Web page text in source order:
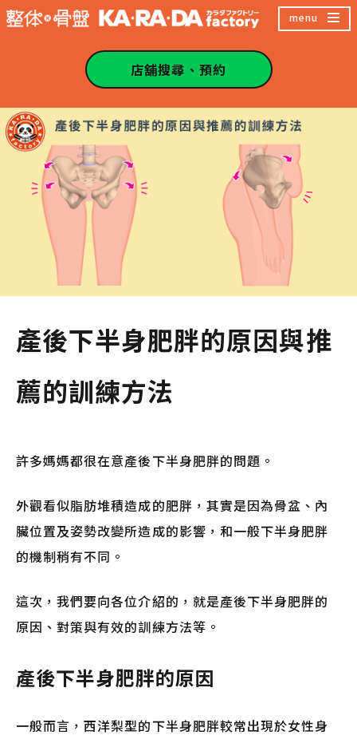
跳
容
區
menu
店舖搜尋、預約
產後下半身肥胖的原因與推
薦的訓練方法
許多媽媽都很在意產後下半身肥胖的問題。
外觀看似脂肪堆積造成的肥胖，其實是因為骨盆、內
臟位置及姿勢改變所造成的影響，和一般下半身肥胖
的機制稍有不同。
這次，我們要向各位介紹的，就是產後下半身肥胖的
原因、對策與有效的訓練方法等。
產後下半身肥胖的原因
一般而言，西洋梨型的下半身肥胖較常出現於女性身